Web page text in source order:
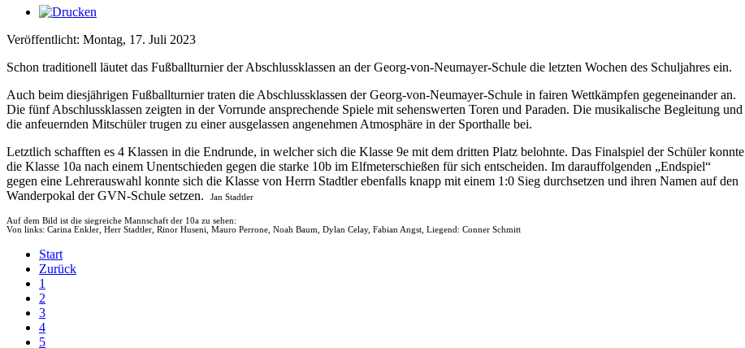
Veröffentlicht: Montag, 17. Juli 2023
Schon traditionell läutet das Fußballturnier der Abschlussklassen an der Georg-von-Neumayer-Schule die letzten Wochen des Schuljahres ein.
Auch beim diesjährigen Fußballturnier traten die Abschlussklassen der Georg-von-Neumayer-Schule in fairen Wettkämpfen gegeneinander an.
Die fünf Abschlussklassen zeigten in der Vorrunde ansprechende Spiele mit sehenswerten Toren und Paraden. Die musikalische Begleitung und
die anfeuernden Mitschüler trugen zu einer ausgelassen angenehmen Atmosphäre in der Sporthalle bei.
Letztlich schafften es 4 Klassen in die Endrunde, in welcher sich die Klasse 9e mit dem dritten Platz belohnte. Das Finalspiel der Schüler konnte
die Klasse 10a nach einem Unentschieden gegen die starke 10b im Elfmeterschießen für sich entscheiden. Im darauffolgenden „Endspiel“
gegen eine Lehrerauswahl konnte sich die Klasse von Herrn Stadtler ebenfalls knapp mit einem 1:0 Sieg durchsetzen und ihren Namen auf den
Wanderpokal der GVN-Schule setzen.
Jan Stadtler
Auf dem Bild ist die siegreiche Mannschaft der 10a zu sehen:
Von links: Carina Enkler, Herr Stadtler, Rinor Huseni, Mauro Perrone, Noah Baum, Dylan Celay, Fabian Angst, Liegend: Conner Schmitt
Start
Zurück
1
2
3
4
5